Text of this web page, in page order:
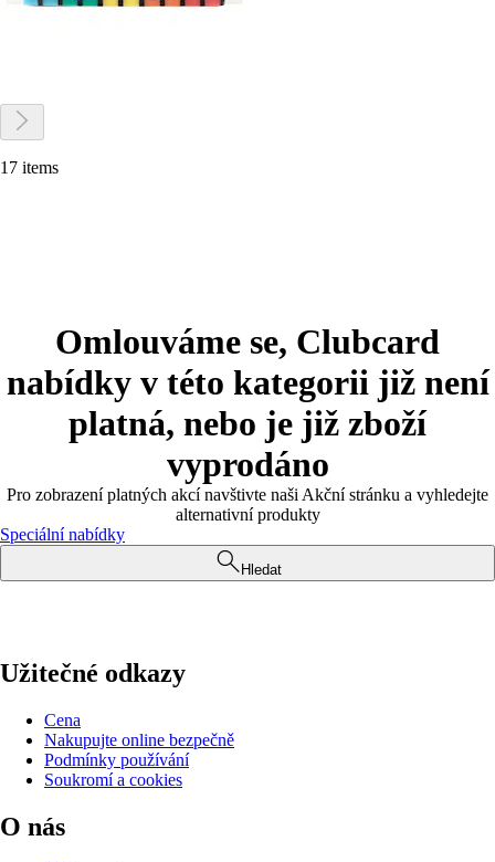
17 items
Omlouváme se, Clubcard
nabídky v této kategorii již není
platná, nebo je již zboží
vyprodáno
Pro zobrazení platných akcí navštivte naši Akční stránku a vyhledejte
alternativní produkty
Speciální nabídky
Hledat
Užitečné odkazy
Cena
Nakupujte online bezpečně
Podmínky používání
Soukromí a cookies
O nás